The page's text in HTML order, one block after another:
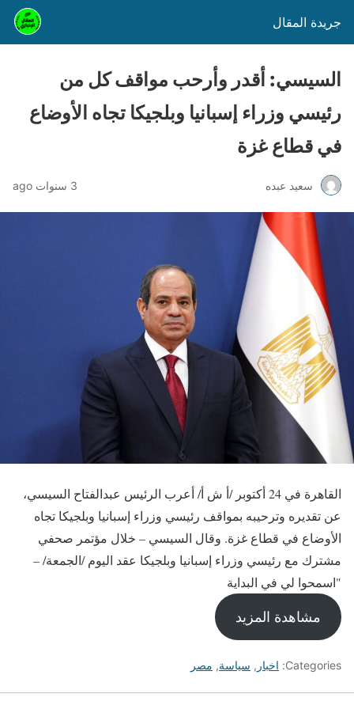
جريدة المقال
السيسي: أقدر وأرحب مواقف كل من
رئيسي وزراء إسبانيا وبلجيكا تجاه الأوضاع
في قطاع غزة
سعيد عبده 3 سنوات ago
القاهرة في 24 أكتوبر /أ ش أ/ أعرب الرئيس عبدالفتاح السيسي،
عن تقديره وترحيبه بمواقف رئيسي وزراء إسبانيا وبلجيكا تجاه
الأوضاع في قطاع غزة. وقال السيسي – خلال مؤتمر صحفي
مشترك مع رئيسي وزراء إسبانيا وبلجيكا عقد اليوم /الجمعة/ –
"اسمحوا لي في البداية
مشاهدة المزيد
Categories: اخبار , سياسة, مصر